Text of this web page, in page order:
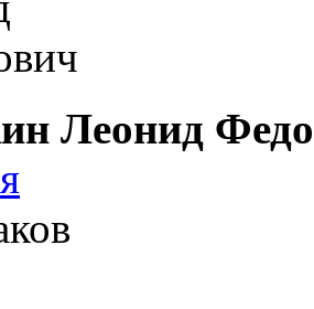
Леонид